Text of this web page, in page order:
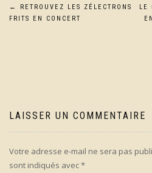
Navigation
←
RETROUVEZ LES ZÉLECTRONS
FRITS EN CONCERT
LE
LAISSER UN COMMENTAIRE
Votre adresse e-mail ne sera pas
sont indiqués avec*